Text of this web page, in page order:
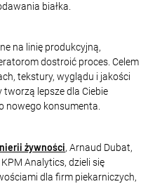
białka.
na linię produkcyjną,
dostroić proces. Celem
tekstury, wyglądu i jakości
lepsze dla Ciebie
nowego konsumenta.
żywności, Arnaud Dubat,
Analytics, dzieli się
dla firm piekarniczych,